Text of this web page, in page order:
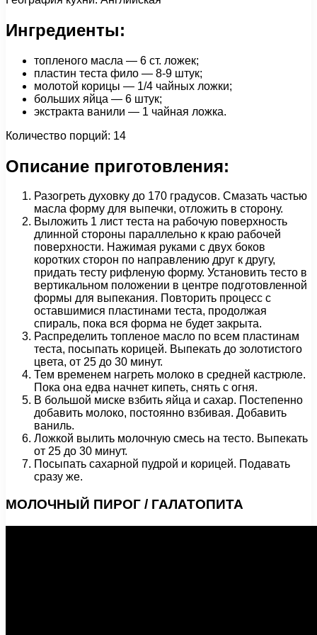
Ингредиенты:
топленого масла — 6 ст. ложек;
пластин теста фило — 8-9 штук;
молотой корицы — 1/4 чайных ложки;
больших яйца — 6 штук;
экстракта ванили — 1 чайная ложка.
Количество порций: 14
Описание приготовления:
Разогреть духовку до 170 градусов. Смазать частью
масла форму для выпечки, отложить в сторону.
Выложить 1 лист теста на рабочую поверхность
длинной стороны параллельно к краю рабочей
поверхности. Нажимая руками с двух боков
коротких сторон по направлению друг к другу,
придать тесту рифленую форму. Установить тесто в
вертикальном положении в центре подготовленной
формы для выпекания. Повторить процесс с
оставшимися пластинами теста, продолжая
спираль, пока вся форма не будет закрыта.
Распределить топленое масло по всем пластинам
теста, посыпать корицей. Выпекать до золотистого
цвета, от 25 до 30 минут.
Тем временем нагреть молоко в средней кастрюле.
Пока она едва начнет кипеть, снять с огня.
В большой миске взбить яйца и сахар. Постепенно
добавить молоко, постоянно взбивая. Добавить
ваниль.
Ложкой вылить молочную смесь на тесто. Выпекать
от 25 до 30 минут.
Посыпать сахарной пудрой и корицей. Подавать
сразу же.
МОЛОЧНЫЙ ПИРОГ / ГАЛАТОПИТА